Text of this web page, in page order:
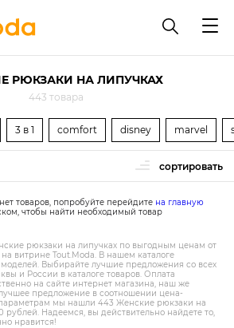
РЮКЗАКИ НА ЛИПУЧКАХ
443 товара
3 в 1 comfort disney marvel
сортировать
товаров, попробуйте перейдите на главную
чтобы найти необходимый товар
рюкзаки на липучках по выгодным ценам от
витрине Tout.Modа. В нашем каталоге
Выбирайте лучшие предложения со всех
и России в каталоге товаров. Оплата
на сайте интернет магазина, наш же
предложение в соотношении цена-
мы нашли 443 Женские рюкзаки на
рублей. Надеемся, вы действительно найдете то,
нравится!